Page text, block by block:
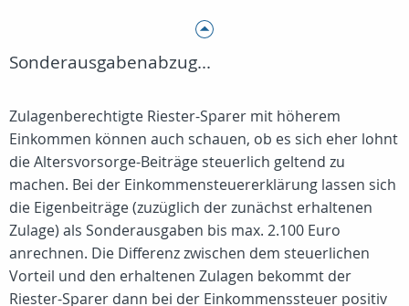
Sonderausgabenabzug...
Zulagenberechtigte Riester-Sparer mit höherem
Einkommen können auch schauen, ob es sich eher lohnt
die Altersvorsorge-Beiträge steuerlich geltend zu
machen. Bei der Einkommensteuererklärung lassen sich
die Eigenbeiträge (zuzüglich der zunächst erhaltenen
Zulage) als Sonderausgaben bis max. 2.100 Euro
anrechnen. Die Differenz zwischen dem steuerlichen
Vorteil und den erhaltenen Zulagen bekommt der
Riester-Sparer dann bei der Einkommenssteuer positiv